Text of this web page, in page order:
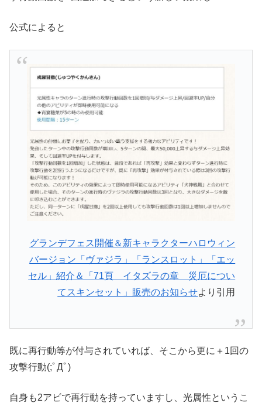
公式によると
グランデフェス開催＆新キャラクターハロウィン
バージョン「ヴァジラ」「ランスロット」「エッ
セル」紹介＆「71頁 イタズラの章 災厄につい
てスキンセット」販売のお知らせより引用
既に再行動等が付与されていれば、そこから更に＋1回の
攻撃行動(;ﾟДﾟ)
自身も2アビで再行動を持っていますし、光属性というこ